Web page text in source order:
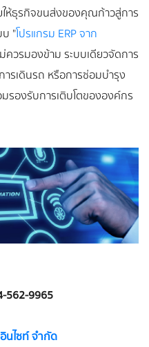
ห้ธุรกิจขนส่งของคุณก้าวสู่การ
บ "โปรแกรม ERP จาก
วรมองข้าม ระบบเดียวจัดการ
รเดินรถ หรือการซ่อมบำรุง
รองรับการเติบโตขององค์กร
562-9965
นไซท์ จำกัด